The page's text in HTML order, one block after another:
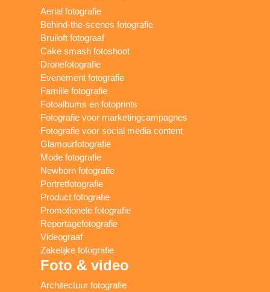
Aerial fotografie
Behind-the-scenes fotografie
Bruiloft fotograaf
Cake smash fotoshoot
Dronefotografie
Evenement fotografie
Familie fotografie
Fotoalbums en fotoprints
Fotografie voor marketingcampagnes
Fotografie voor social media content
Glamourfotografie
Mode fotografie
Newborn fotografie
Portretfotografie
Product fotografie
Promotionele fotografie
Reportagefotografie
Videograaf
Zakelijke fotografie
Foto & video
Architectuur fotografie